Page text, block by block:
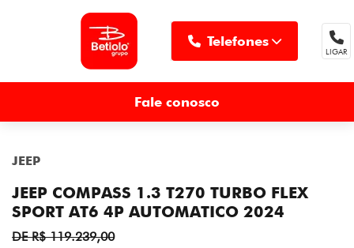
Telefones
LIGAR
Fale conosco
JEEP
JEEP COMPASS 1.3 T270 TURBO FLEX
SPORT AT6 4P AUTOMATICO 2024
DE R$ 119.239,00